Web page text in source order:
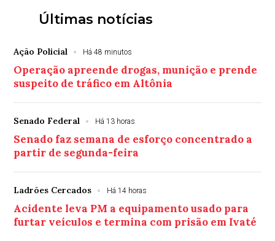
Últimas notícias
Ação Policial Há 48 minutos
Operação apreende drogas, munição e prende
suspeito de tráfico em Altônia
Senado Federal Há 13 horas
Senado faz semana de esforço concentrado a
partir de segunda-feira
Ladrões Cercados Há 14 horas
Acidente leva PM a equipamento usado para
furtar veículos e termina com prisão em Ivaté